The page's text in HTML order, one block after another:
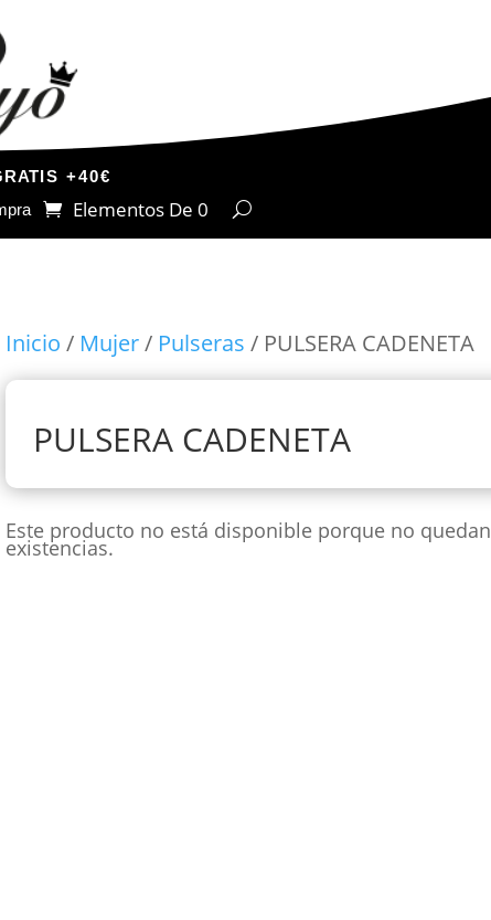
+40€
Elementos De 0
Inicio / Mujer/ Pulseras / PULSERA CADENETA
PULSERA CADENETA
Este producto no está disponible porque no quedan
existencias.